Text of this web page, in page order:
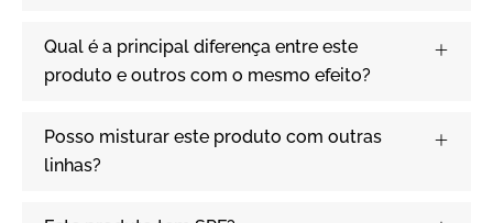
Qual é a principal diferença entre este
produto e outros com o mesmo efeito?
Posso misturar este produto com outras
linhas?